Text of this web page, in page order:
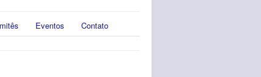
Eventos Contato